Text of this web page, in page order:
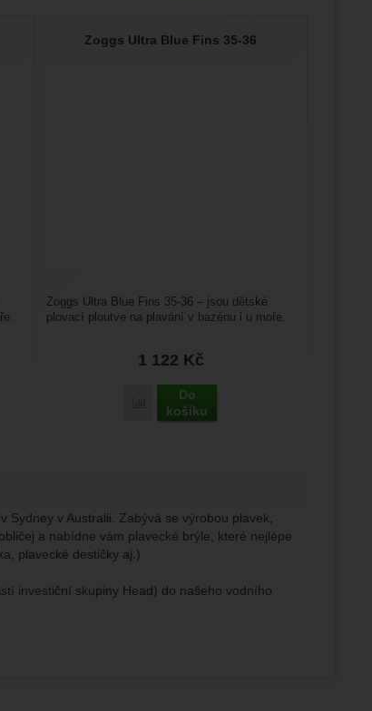
37-38' k porovnání
Zoggs Ultra Blue Fins 35-36
1 122 Kč
Přidat 'Zoggs Ultra Blue Fins 35-36' k
Do
košíku
Zoggs Ultra Blue Fins 35-36 – jsou dětské
plovací ploutve na plavání v bazénu i u moře.
v Australii. Zabývá se výrobou plavek,
a nabídne vám plavecké brýle, které nejlépe
plavecké destičky aj.)
investiční skupiny Head) do našeho vodního